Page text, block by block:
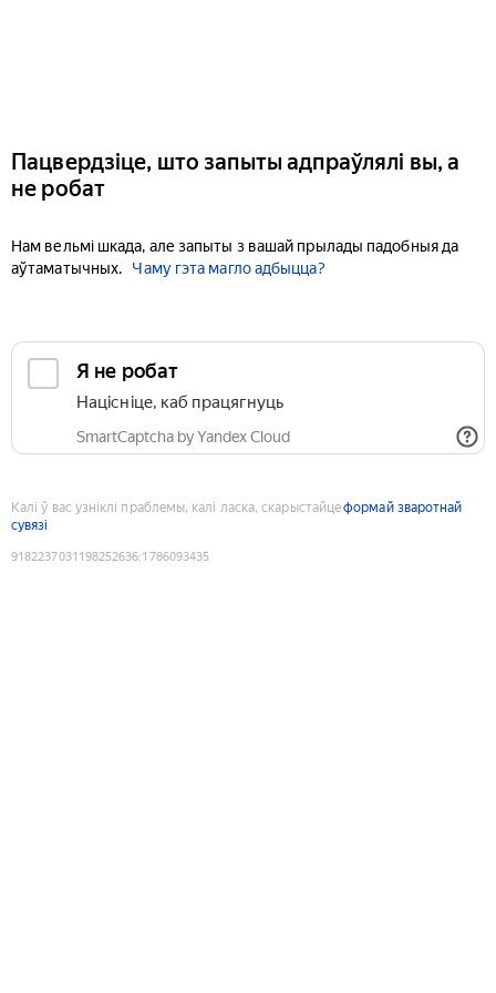
Пацвердзіце, што запыты адпраўлялі вы, а
не робат
Нам вельмі шкада, але запыты з вашай прылады падобныя да
аўтаматычных.
Чаму гэта магло адбыцца?
Я не робат
Націсніце, каб працягнуць
SmartCaptcha by Yandex Cloud
Калі ў вас узніклі праблемы, калі ласка, скарыстайцеформай зваротнай
сувязі
9182237031198252636:1786093435